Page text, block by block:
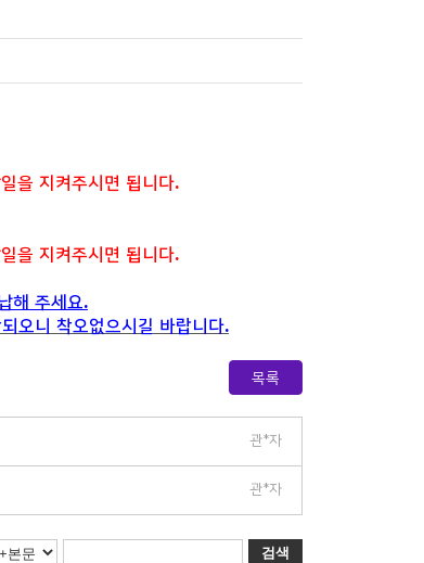
을 지켜주시면 됩니다.
을 지켜주시면 됩니다.
해 주세요.
오니 착오없으시길 바랍니다.
목록
관*자
관*자
검색